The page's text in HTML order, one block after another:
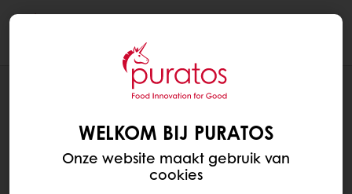
GEBAKJESWELKOM BIJ PURATOS
Onze website maakt gebruik van
cookies